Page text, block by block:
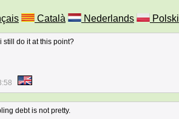
Català Nederlands Polski
still do it at this point?
debt is not pretty.